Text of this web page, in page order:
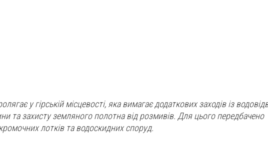
у гірській місцевості, яка вимагає додаткових заходів із
та захисту земляного полотна від розмивів. Для цього передбачено
лотків та водоскидних споруд.